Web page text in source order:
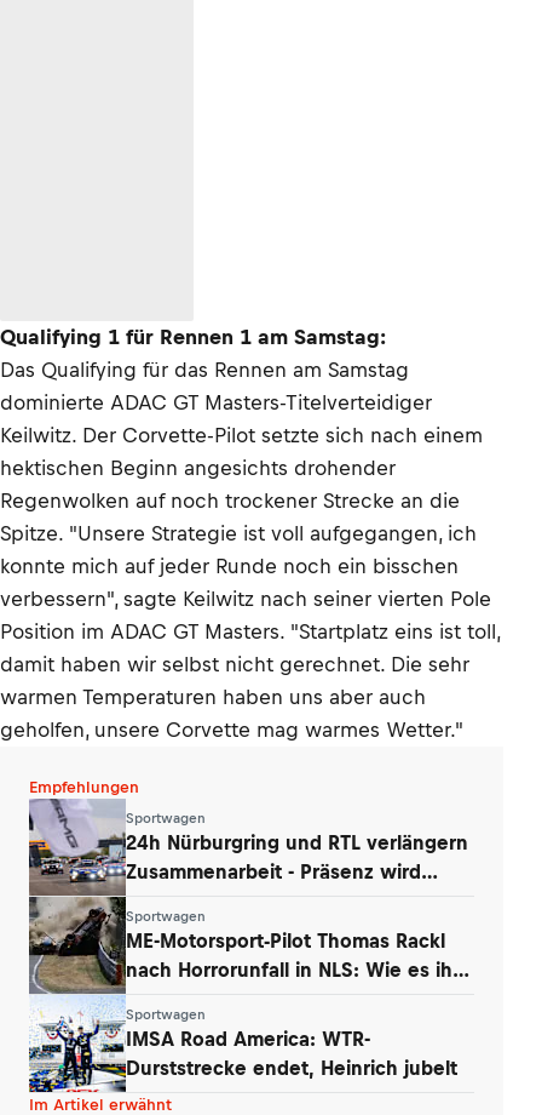
Qualifying 1 für Rennen 1 am Samstag:
Das Qualifying für das Rennen am Samstag
dominierte ADAC GT Masters-Titelverteidiger
Keilwitz. Der Corvette-Pilot setzte sich nach einem
hektischen Beginn angesichts drohender
Regenwolken auf noch trockener Strecke an die
Spitze. "Unsere Strategie ist voll aufgegangen, ich
konnte mich auf jeder Runde noch ein bisschen
verbessern", sagte Keilwitz nach seiner vierten Pole
Position im ADAC GT Masters. "Startplatz eins ist toll,
damit haben wir selbst nicht gerechnet. Die sehr
warmen Temperaturen haben uns aber auch
geholfen, unsere Corvette mag warmes Wetter."
Empfehlungen
Sportwagen
24h Nürburgring und RTL verlängern
Zusammenarbeit - Präsenz wird
Sportwagen
ME-Motorsport-Pilot Thomas Rackl
nach Horrorunfall in NLS: Wie es ihm
Sportwagen
IMSA Road America: WTR-
Durststrecke endet, Heinrich jubelt
Im Artikel erwähnt